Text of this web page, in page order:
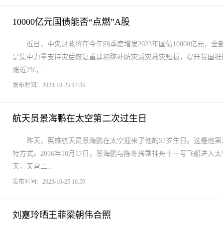
10000亿元国债能否“点燃”A股
近日，中央财政将在今年四季度增发2023年国债10000亿元，
是集中力量支持灾后恢复重建和弥补防灾减灾救灾短板，提升我国
涨近2%，...
发布时间：2023-10-25 17:35
航天员景海鹏在太空第二次过生日
昨天，英雄航天员景海鹏在太空迎来了他的57岁生日。这是他
特方式。2016年10月17日，景海鹏与陈冬搭乘神舟十一号飞船进入
天，天宫二...
发布时间：2023-10-25 16:59
刘嘉玲晒王菲梁朝伟合照